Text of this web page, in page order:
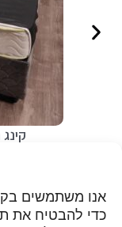
כדי להבטיח את